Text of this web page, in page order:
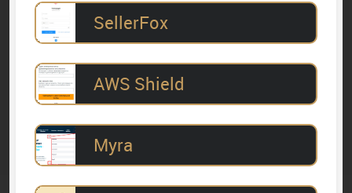
SellerFox
AWS Shield
Myra